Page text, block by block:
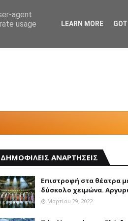
ΔΗΜΟΦΙΛΕΙΣ ΑΝΑΡΤΗΣΕΙΣ
Επιστροφή στα θέατρα
δύσκολο χειμώνα.
Μαρτίου 29, 2022
agent
usage
LEARN MORE